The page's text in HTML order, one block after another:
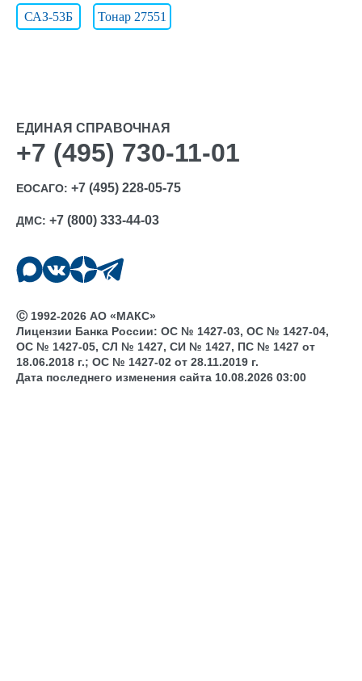
САЗ-53Б Тонар 27551
ЕДИНАЯ СПРАВОЧНАЯ
+7 (495) 730-11-01
ЕОСАГО: +7 (495) 228-05-75
ДМС: +7 (800) 333-44-03
Ⓒ 1992-2026 АО «МАКС»
Лицензии Банка России: ОС № 1427-03, ОС № 1427-04,
ОС № 1427-05, СЛ № 1427, СИ № 1427, ПС № 1427 от
18.06.2018 г.; ОС № 1427-02 от 28.11.2019 г.
Дата последнего изменения сайта 10.08.2026 03:00